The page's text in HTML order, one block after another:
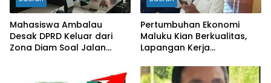
Mahasiswa Ambalau
Desak DPRD Keluar dari
Zona Diam Soal Jalan
Pertumbuhan Ekonomi
Maluku Kian Berkualitas,
Lapangan Kerja
Kemiskinan Turun